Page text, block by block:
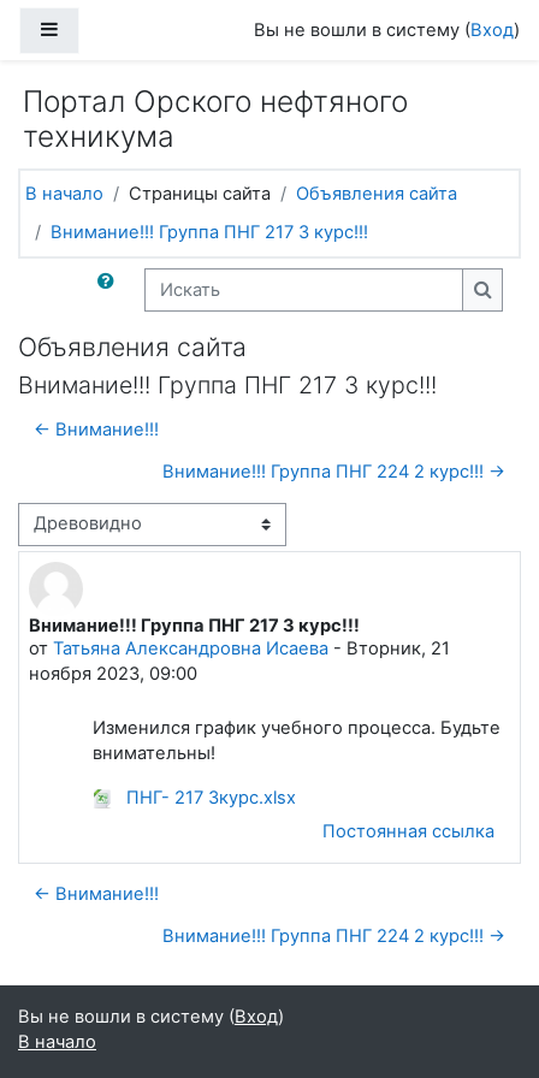
Вы не вошли в систему (Вход)
Портал Орского нефтяного
техникума
В начало Страницы сайта
Объявления сайта
Внимание!!! Группа ПНГ 217 3 курс!!!
Искать
Объявления сайта
Внимание!!! Группа ПНГ 217 3 курс!!!
← Внимание!!!
Внимание!!! Группа ПНГ 224 2 курс!!! →
Режим отображения
Внимание!!! Группа ПНГ 217 3 курс!!!
от Татьяна Александровна Исаева - Вторник, 21
ноября 2023, 09:00
Количество ответов: 0
Изменился график учебного процесса. Будьте
внимательны!
ПНГ- 217 3курс.xlsx
Постоянная ссылка
← Внимание!!!
Внимание!!! Группа ПНГ 224 2 курс!!! →
Вы не вошли в систему (Вход)
В начало